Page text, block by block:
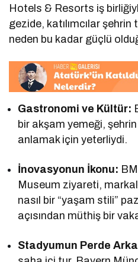
Hotels & Resorts iş
gezide, katılımcılar şehrin
neden bu kadar güçlü
Gastronomi ve Kültür:
bir akşam yemeği,
anlamak için yeterliydi.
İnovasyonun İkonu:
Museum ziyareti,
nasıl bir “yaşam stili”
açısından müthiş bir
Stadyumun Perde